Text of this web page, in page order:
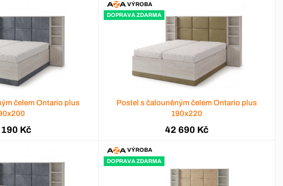
čelem Ontario plus
Kč
VÝROBA
DOPRAVA ZDARMA
Postel s čalouněným čelem Ontario plus
190x220
42 690 Kč
VÝROBA
DOPRAVA ZDARMA